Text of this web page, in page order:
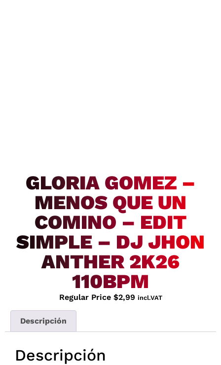
GLORIA GOMEZ –
MENOS QUE UN
COMINO – EDIT
SIMPLE – DJ JHON
ANTHER 2K26
110BPM
Regular Price $2,99 incl.VAT
Descripción
Descripción